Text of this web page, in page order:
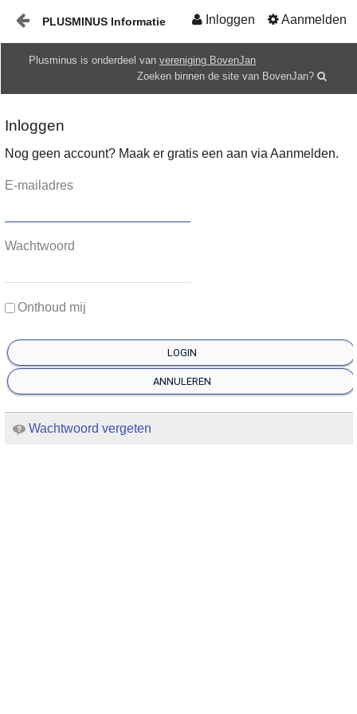
Inloggen Aanmelden
PLUSMINUS Informatie
Start
Gids
HOME
Plusminus is onderdeel van vereniging BovenJan
Zoeken binnen de site van BovenJan?
Inloggen
Nog geen account? Maak er gratis een aan via Aanmelden.
E-mailadres
Wachtwoord
Onthoud mij
LOGIN
ANNULEREN
Wachtwoord vergeten